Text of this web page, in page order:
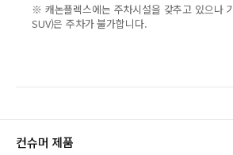
※ 캐논플렉스에는 주차시설을 갖추고 있으나
SUV)은 주차가 불가합니다.
컨슈머 제품